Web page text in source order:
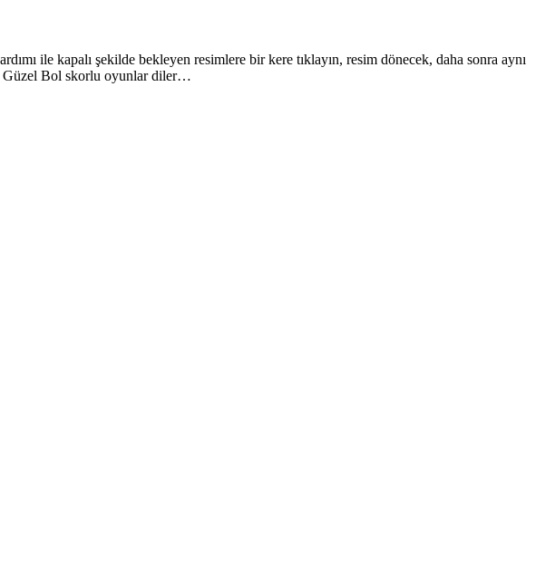
ile kapalı şekilde bekleyen resimlere bir kere tıklayın, resim dönecek, daha sonra aynı
Güzel Bol skorlu oyunlar diler…